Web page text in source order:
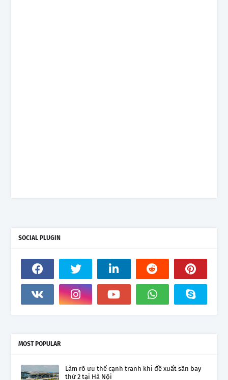
SOCIAL PLUGIN
MOST POPULAR
Làm rõ ưu thế cạnh tranh khi đề xuất sân bay
thứ 2 tại Hà Nội